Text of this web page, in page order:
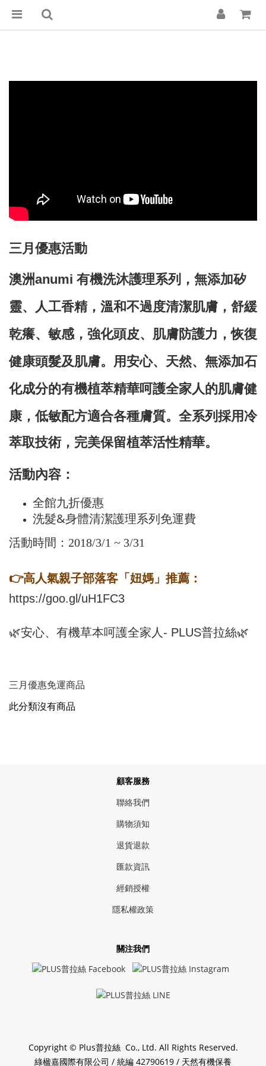
三月優惠活動
澳洲anumi 有機洗沐護理系列，無添加矽
靈、人工香精，溫和不過度清潔肌膚，舒緩
乾癢、敏感，強化頭皮、肌膚防護力，恢復
健康頭髮及肌膚。 用安心、天然、無添加石
化成分的有機植萃精華呵護全家人的肌膚健
康，低敏配方適合各種膚質。 全系列採用冷
萃取技術，完美保留植萃活性精華。
活動內容：
全館九折優惠
洗髮&身體清潔護理系列免運費
活動時間：2018/3/1 ~ 3/31
👉高人氣親子部落客「妞媽」推薦：
https://goo.gl/uH1FC3
🌿安心、有機草本呵護全家人- PLUS普拉絲🌿
三月優惠免運商品
此分類沒有商品
顧客服務
聯絡我們
購物須知
退貨退款
匯款資訊
經銷授權
隱私權政策
關注我們
Copyright © Plus普拉絲 Co., Ltd. All Rights Reserved.
綠楹嘉國際有限公司 / 統編 42790619 / 天然有機保養